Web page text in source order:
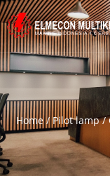
Home/ Pilot lamp/